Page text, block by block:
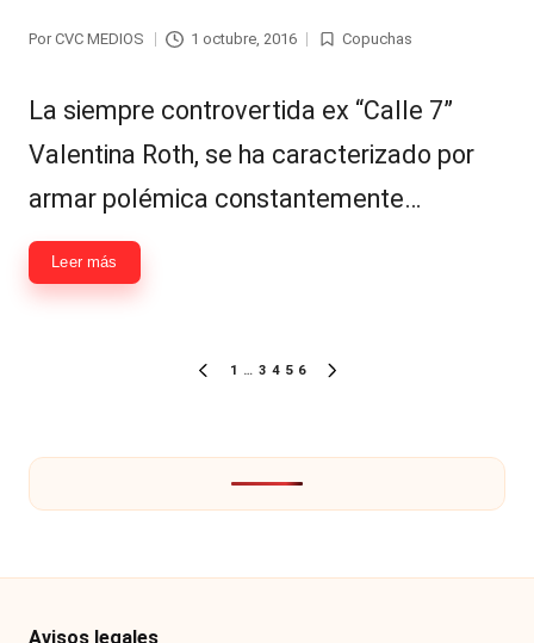
Por CVC MEDIOS 1 octubre, 2016
Publicada
Copuchas
La siempre controvertida ex “Calle 7”
Valentina Roth, se ha caracterizado por
armar polémica constantemente…
Leer más
PÁGINA
1 … 3 4 5 6
Avisos legales